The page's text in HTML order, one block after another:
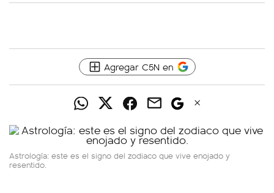
Agregar C5N en
Astrología: este es el signo del zodiaco que vive enojado y
resentido.